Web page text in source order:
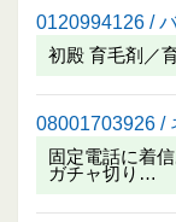
0120994126 /
初殿 育毛剤／
08001703926 /
固定電話に着
ガチャ切り…